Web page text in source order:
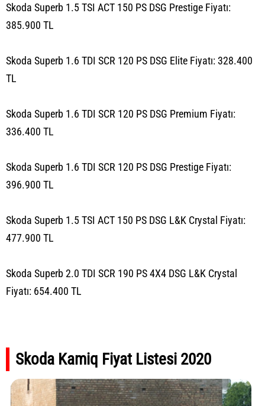
Skoda Superb 1.5 TSI ACT 150 PS DSG Prestige Fiyatı:
385.900 TL
Skoda Superb 1.6 TDI SCR 120 PS DSG Elite Fiyatı: 328.400
TL
Skoda Superb 1.6 TDI SCR 120 PS DSG Premium Fiyatı:
336.400 TL
Skoda Superb 1.6 TDI SCR 120 PS DSG Prestige Fiyatı:
396.900 TL
Skoda Superb 1.5 TSI ACT 150 PS DSG L&K Crystal Fiyatı:
477.900 TL
Skoda Superb 2.0 TDI SCR 190 PS 4X4 DSG L&K Crystal
Fiyatı: 654.400 TL
Skoda Kamiq Fiyat Listesi 2020